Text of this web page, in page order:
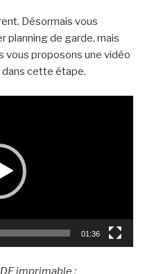
Désormais vous
planning de garde, mais
vous proposons une vidéo
cette étape.
01:36
imprimable :